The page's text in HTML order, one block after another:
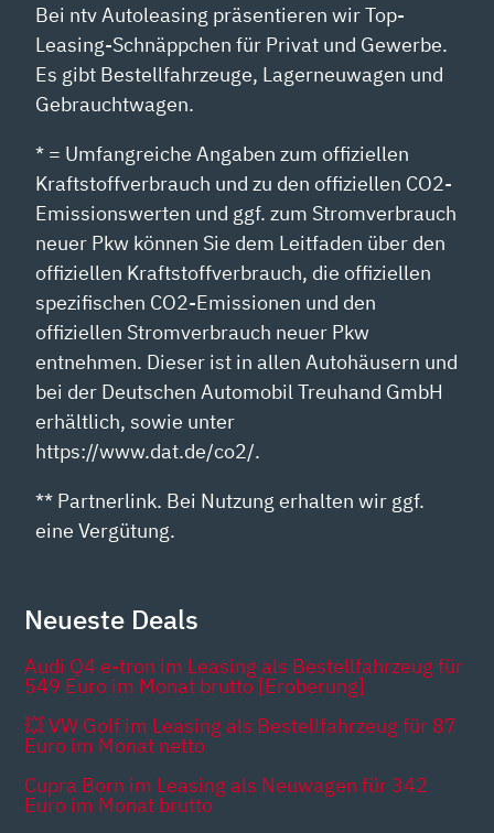
Bei ntv Autoleasing präsentieren wir Top-
Leasing-Schnäppchen für Privat und Gewerbe.
Es gibt Bestellfahrzeuge, Lagerneuwagen und
Gebrauchtwagen.
* = Umfangreiche Angaben zum offiziellen
Kraftstoffverbrauch und zu den offiziellen CO2-
Emissionswerten und ggf. zum Stromverbrauch
neuer Pkw können Sie dem Leitfaden über den
offiziellen Kraftstoffverbrauch, die offiziellen
spezifischen CO2-Emissionen und den
offiziellen Stromverbrauch neuer Pkw
entnehmen. Dieser ist in allen Autohäusern und
bei der Deutschen Automobil Treuhand GmbH
erhältlich, sowie unter
https://www.dat.de/co2/.
** Partnerlink. Bei Nutzung erhalten wir ggf.
eine Vergütung.
Neueste Deals
Audi Q4 e-tron im Leasing als Bestellfahrzeug für
549 Euro im Monat brutto [Eroberung]
💥 VW Golf im Leasing als Bestellfahrzeug für 87
Euro im Monat netto
Cupra Born im Leasing als Neuwagen für 342
Euro im Monat brutto